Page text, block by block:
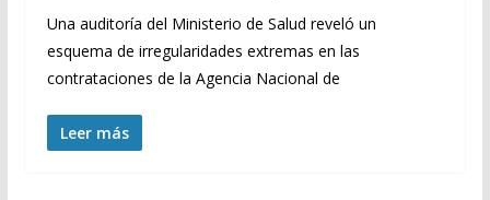
Una auditoría del Ministerio de Salud reveló un
esquema de irregularidades extremas en las
contrataciones de la Agencia Nacional de
Leer más